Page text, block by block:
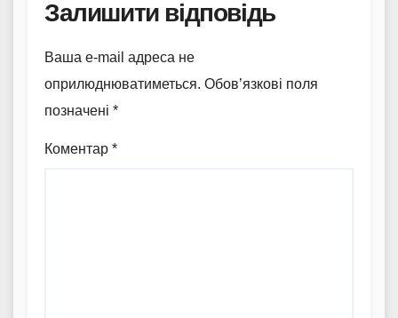
Залишити відповідь
Ваша e-mail адреса не
оприлюднюватиметься. Обов’язкові поля
позначені *
Коментар *